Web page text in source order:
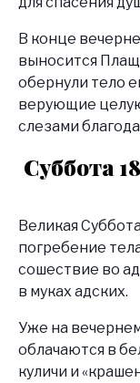
В конце
выносится
обернули тело
верующие
слезами
Суббота
Великая
погребение
сошествие во
в муках адских.
Уже на
облачаются в
куличи и